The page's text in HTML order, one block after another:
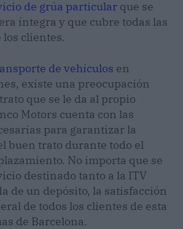
de grúa particular que se
íntegra y que cubre todas las
los clientes.
de vehículos en
existe una preocupación
que se le da al propio
Motors cuenta con las
para garantizar la
buen trato durante todo el
No importa que se
destinado tanto a la ITV
de un depósito, la satisfacción
de todos los clientes de esta
de Barcelona.